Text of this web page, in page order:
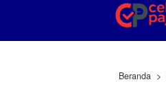
Beranda